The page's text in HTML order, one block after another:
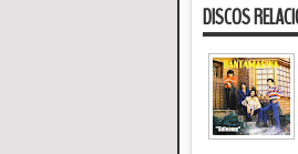
DISCOS